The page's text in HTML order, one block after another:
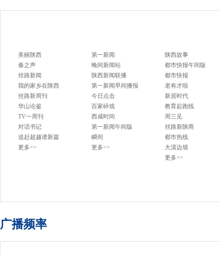
美丽陕西
秦之声
丝路新闻
我的家乡在陕西
丝路新周刊
华山论鉴
TV一周刊
对话书记
追赶超越谱新篇
更多>>
第一新闻
晚间新闻站
陕西新闻联播
第一新闻早间播报
今日点击
百家碎戏
西咸时间
第一新闻午间版
瞬间
更多>>
陕西故事
都市快报午间版
都市快报
老有才啦
新居时代
教育起跑线
周三见
丝路新陕商
都市热线
大漠边墙
更多>>
广播频率